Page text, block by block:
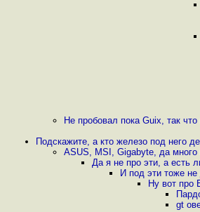
Не пробовал пока Guix, так
Подскажите, а кто железо под него
ASUS, MSI, Gigabyte, да много
Да я не про эти, а есть
И под эти тоже
Ну вот про
gt